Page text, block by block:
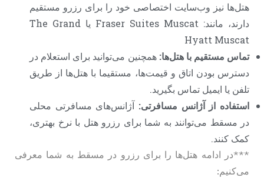
هتل‌ها نیز وب‌سایت اختصاصی خود را برای رزرو مستقیم
دارند، مانند: Fraser Suites Muscat یا The Grand
Hyatt Muscat
تماس مستقیم با هتل‌ها:همچنین می‌توانید برای استعلام در
دسترس بودن اتاق و قیمت‌ها، مستقیما با هتل‌ها از طریق
تلفن یا ایمیل تماس بگیرید.
استفاده از آژانس مسافرتی: آژانس‌های مسافرتی محلی
در مسقط می‌توانند به شما برای رزرو هتل با نرخ بهتری،
کمک کنند.
***در ادامه هتل‌ها را برای رزرو در مسقط به شما معرفی
می‌کنیم: